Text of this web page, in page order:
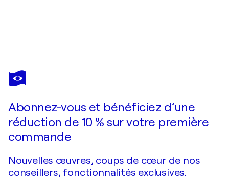
PATRICK PICCINELLI
"A Peaceful New Morning"
Abonnez-vous et bénéficiez d’une
réduction de 10 % sur votre première
commande
Nouvelles œuvres, coups de cœur de nos
conseillers, fonctionnalités exclusives.